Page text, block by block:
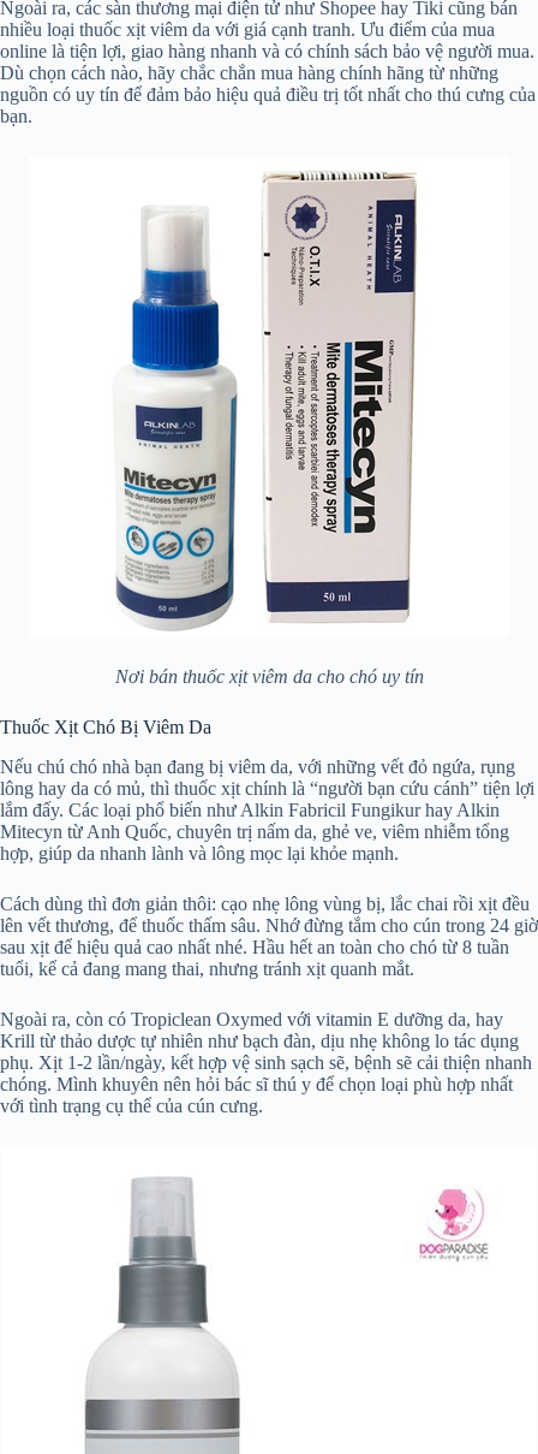
Ngoài ra, các sàn thương mại điện tử như Shopee hay Tiki cũng bán
nhiều loại thuốc xịt viêm da với giá cạnh tranh. Ưu điểm của mua
online là tiện lợi, giao hàng nhanh và có chính sách bảo vệ người mua.
Dù chọn cách nào, hãy chắc chắn mua hàng chính hãng từ những
nguồn có uy tín để đảm bảo hiệu quả điều trị tốt nhất cho thú cưng của
bạn.
Nơi bán thuốc xịt viêm da cho chó uy tín
Thuốc Xịt Chó Bị Viêm Da
Nếu chú chó nhà bạn đang bị viêm da, với những vết đỏ ngứa, rụng
lông hay da có mủ, thì thuốc xịt chính là “người bạn cứu cánh” tiện lợi
lắm đấy. Các loại phổ biến như Alkin Fabricil Fungikur hay Alkin
Mitecyn từ Anh Quốc, chuyên trị nấm da, ghẻ ve, viêm nhiễm tổng
hợp, giúp da nhanh lành và lông mọc lại khỏe mạnh.
Cách dùng thì đơn giản thôi: cạo nhẹ lông vùng bị, lắc chai rồi xịt đều
lên vết thương, để thuốc thấm sâu. Nhớ đừng tắm cho cún trong 24 giờ
sau xịt để hiệu quả cao nhất nhé. Hầu hết an toàn cho chó từ 8 tuần
tuổi, kể cả đang mang thai, nhưng tránh xịt quanh mắt.
Ngoài ra, còn có Tropiclean Oxymed với vitamin E dưỡng da, hay
Krill từ thảo dược tự nhiên như bạch đàn, dịu nhẹ không lo tác dụng
phụ. Xịt 1-2 lần/ngày, kết hợp vệ sinh sạch sẽ, bệnh sẽ cải thiện nhanh
chóng. Mình khuyên nên hỏi bác sĩ thú y để chọn loại phù hợp nhất
với tình trạng cụ thể của cún cưng.